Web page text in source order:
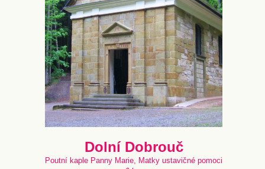
Dolní Dobrouč
Poutní kaple Panny Marie, Matky ustavičné pomoci